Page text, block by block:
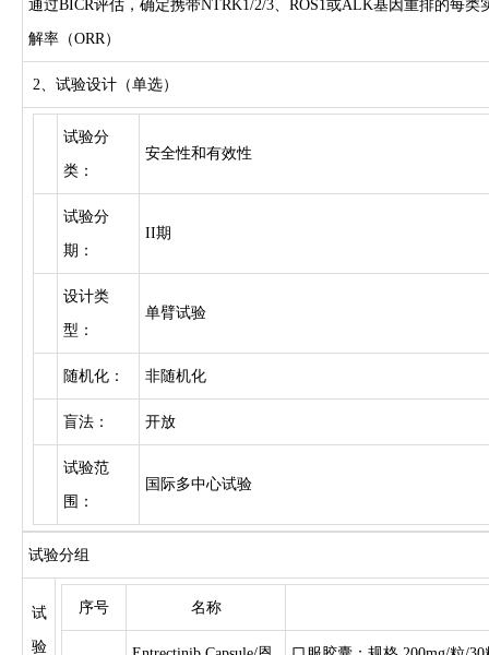
通过BICR评估，确定携带NTRK1/2/3、ROS1或ALK基因重排的每
解率（ORR）
2、试验设计（单选）
试验分
类：
安全性和有效性
试验分
期：
II期
设计类
型：
单臂试验
随机化： 非随机化
盲法： 开放
试验范
围：
国际多中心试验
试验分组
试
验
序号 名称